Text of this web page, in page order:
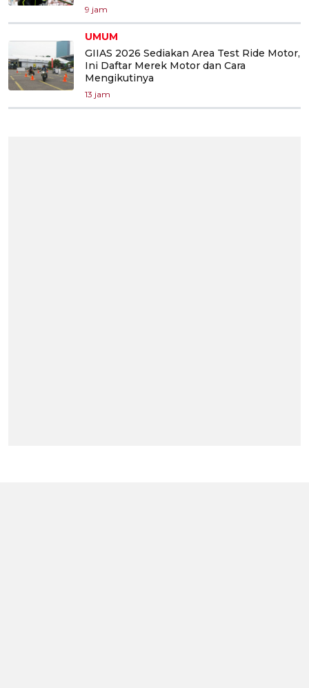
9 jam
UMUM
GIIAS 2026 Sediakan Area Test Ride Motor,
Ini Daftar Merek Motor dan Cara
Mengikutinya
13 jam